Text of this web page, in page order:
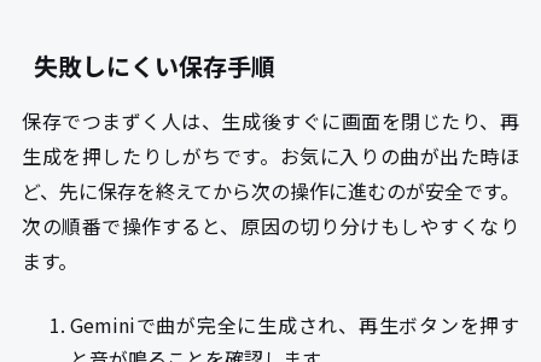
失敗しにくい保存手順
保存でつまずく人は、生成後すぐに画面を閉じたり、再
生成を押したりしがちです。お気に入りの曲が出た時ほ
ど、先に保存を終えてから次の操作に進むのが安全です。
次の順番で操作すると、原因の切り分けもしやすくなり
ます。
Geminiで曲が完全に生成され、再生ボタンを押す